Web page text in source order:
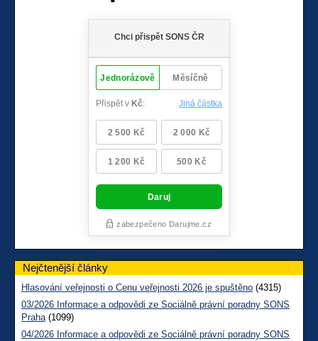
Nejčtenější články
Hlasování veřejnosti o Cenu veřejnosti 2026 je spuštěno (4315)
03/2026 Informace a odpovědi ze Sociálně právní poradny SONS
Praha(1099)
04/2026 Informace a odpovědi ze Sociálně právní poradny SONS